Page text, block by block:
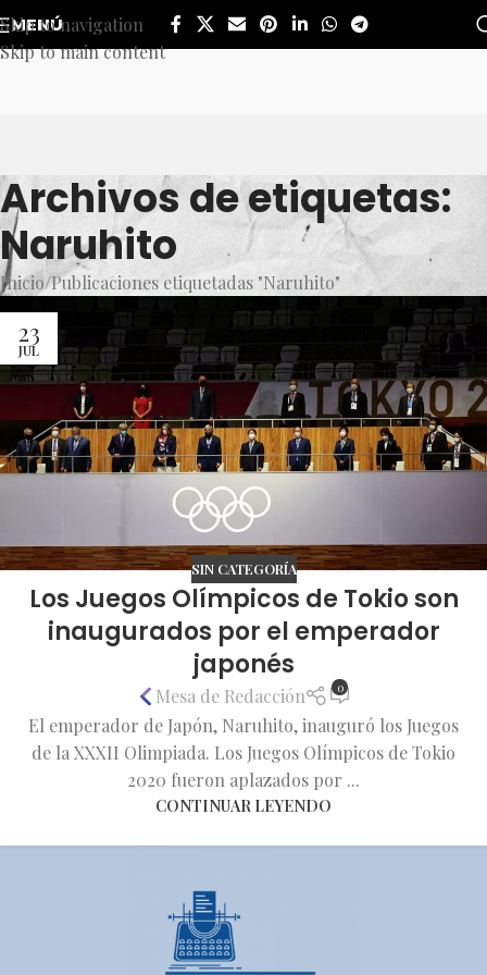
Skip to navigation
Skip to main content
MENÚ
Archivos de etiquetas:
Naruhito
Inicio Publicaciones etiquetadas "Naruhito"
23
JUL
SIN CATEGORÍA
Los Juegos Olímpicos de Tokio son
inaugurados por el emperador
japonés
Mesa de Redacción 0
El emperador de Japón, Naruhito, inauguró los Juegos
de la XXXII Olimpiada. Los Juegos Olímpicos de Tokio
2020 fueron aplazados por ...
CONTINUAR LEYENDO